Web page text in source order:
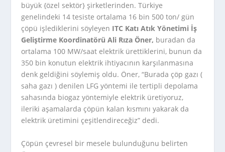
büyük {özel sektör} şirketlerinden. Türkiye
genelindeki 14 tesiste ortalama 16 bin 500 ton/ gün
çöpü işlediklerini söyleyen ITC Katı Atık Yönetimi İş
Geliştirme Koordinatörü Ali Rıza Öner, buradan da
ortalama 100 MW/saat elektrik ürettiklerini, bunun da
350 bin konutun elektrik ihtiyacının karşılanmasına
denk geldiğini söylemiş oldu. Öner, “Burada çöp gazı (
saha gazı ) denilen LFG yöntemi ile tertipli depolama
sahasında biogaz yöntemiyle elektrik üretiyoruz,
ileriki aşamalarda çöpün kalan kısmını yakarak da
elektrik üretimini çeşitlendireceğiz” dedi.
Çöpün çevresel bir mesele bulunduğunu belirten